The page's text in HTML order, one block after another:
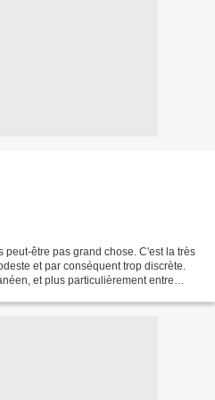
être pas grand chose. C'est la très
et par conséquent trop discrète.
et plus particulièrement entre